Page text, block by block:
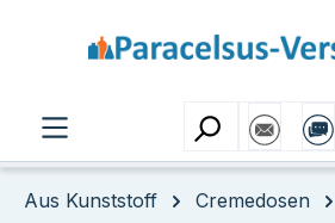
Aus Kunststoff Cremedosen